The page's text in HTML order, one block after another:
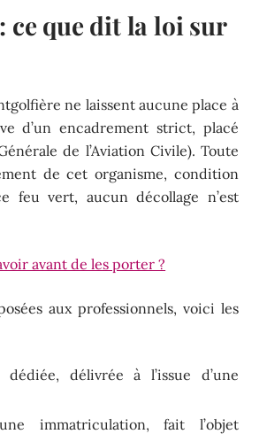
ce que dit la loi sur
ne laissent aucune place à
d’un encadrement strict, placé
de l’Aviation Civile). Toute
de cet organisme, condition
feu vert, aucun décollage n’est
avant de les porter ?
aux professionnels, voici les
délivrée à l’issue d’une
immatriculation, fait l’objet